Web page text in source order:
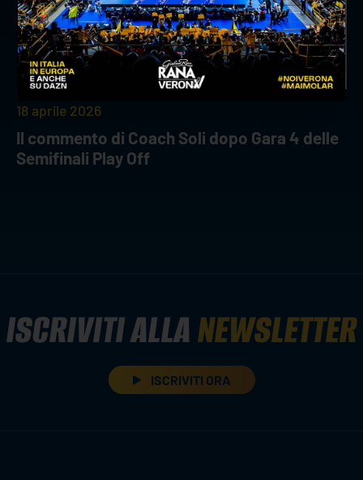
18 aprile 2026
Il commento di Coach Soli dopo Gara 4 delle
Semifinali Play Off
ISCRIVITI ALLANEWSLETTER
ISCRIVITI ORA